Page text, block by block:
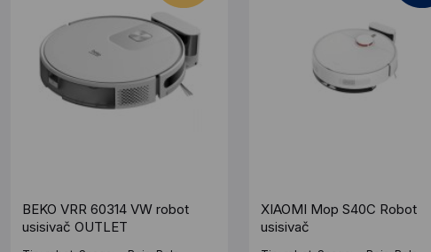
BEKO VRR 60314 VW robot
usisivač OUTLET
XIAOMI Mop S40C Robot
usisivač